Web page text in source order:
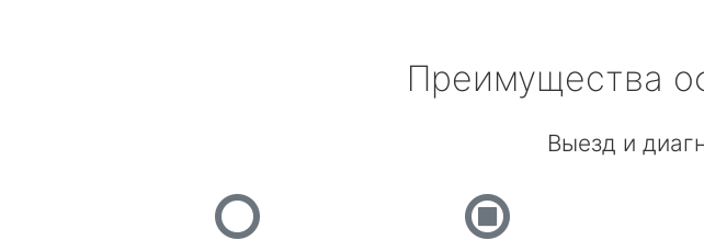
Преимущества
Выезд и